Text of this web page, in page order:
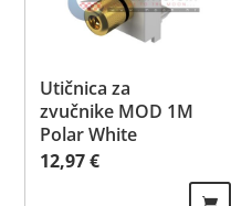
Utičnica za
zvučnike MOD 1M
Polar White
12,97€